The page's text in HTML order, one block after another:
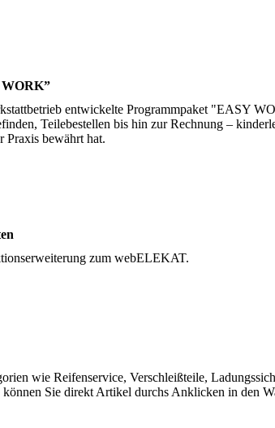
WORK”
entwickelte Programmpaket "EASY
Teilebestellen bis hin zur Rechnung –
Praxis bewährt hat.
zum webELEKAT.
wie Reifenservice, Verschleißteile,
Sie direkt Artikel durchs Anklicken in den